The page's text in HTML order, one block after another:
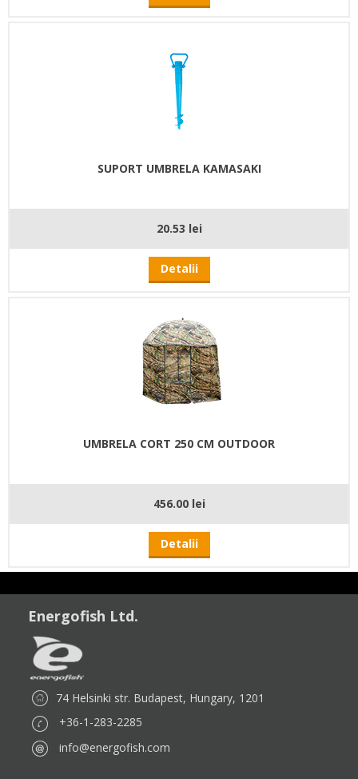
SUPORT UMBRELA KAMASAKI
20.53 lei
Detalii
UMBRELA CORT 250 CM OUTDOOR
456.00 lei
Detalii
Energofish Ltd.
74 Helsinki str. Budapest, Hungary, 1201
+36-1-283-2285
info@energofish.com